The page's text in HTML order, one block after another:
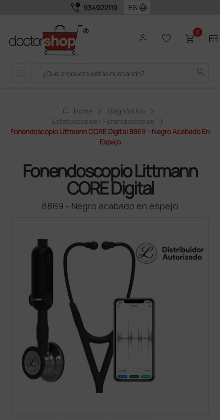
call_quality 934922119 language
menu search
person favorite_border shopping_cart0 two_pager
home Home
Diagnóstico
Estetoscopios - Fonendoscopios
Fonendoscopio Littmann CORE Digital 8869 - Negro Acabado En
Espejo
Fonendoscopio Littmann
CORE Digital
8869 - Negro acabado en espejo